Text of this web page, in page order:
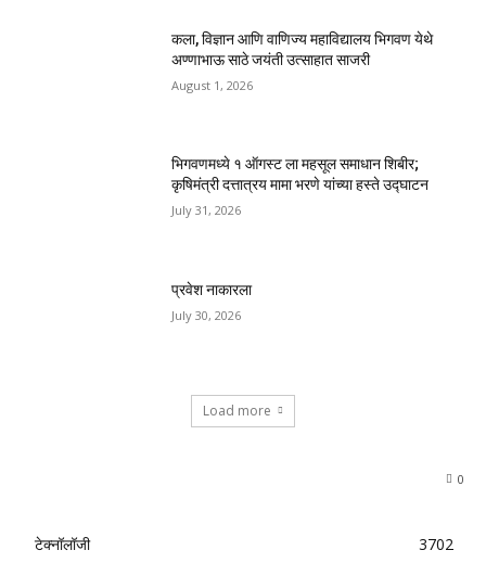
कला, विज्ञान आणि वाणिज्य महाविद्यालय भिगवण येथे
अण्णाभाऊ साठे जयंती उत्साहात साजरी
August 1, 2026
भिगवणमध्ये १ ऑगस्ट ला महसूल समाधान शिबीर;
कृषिमंत्री दत्तात्रय मामा भरणे यांच्या हस्ते उद्घाटन
July 31, 2026
प्रवेश नाकारला
July 30, 2026
Load more
0
टेक्नॉलॉजी 3702